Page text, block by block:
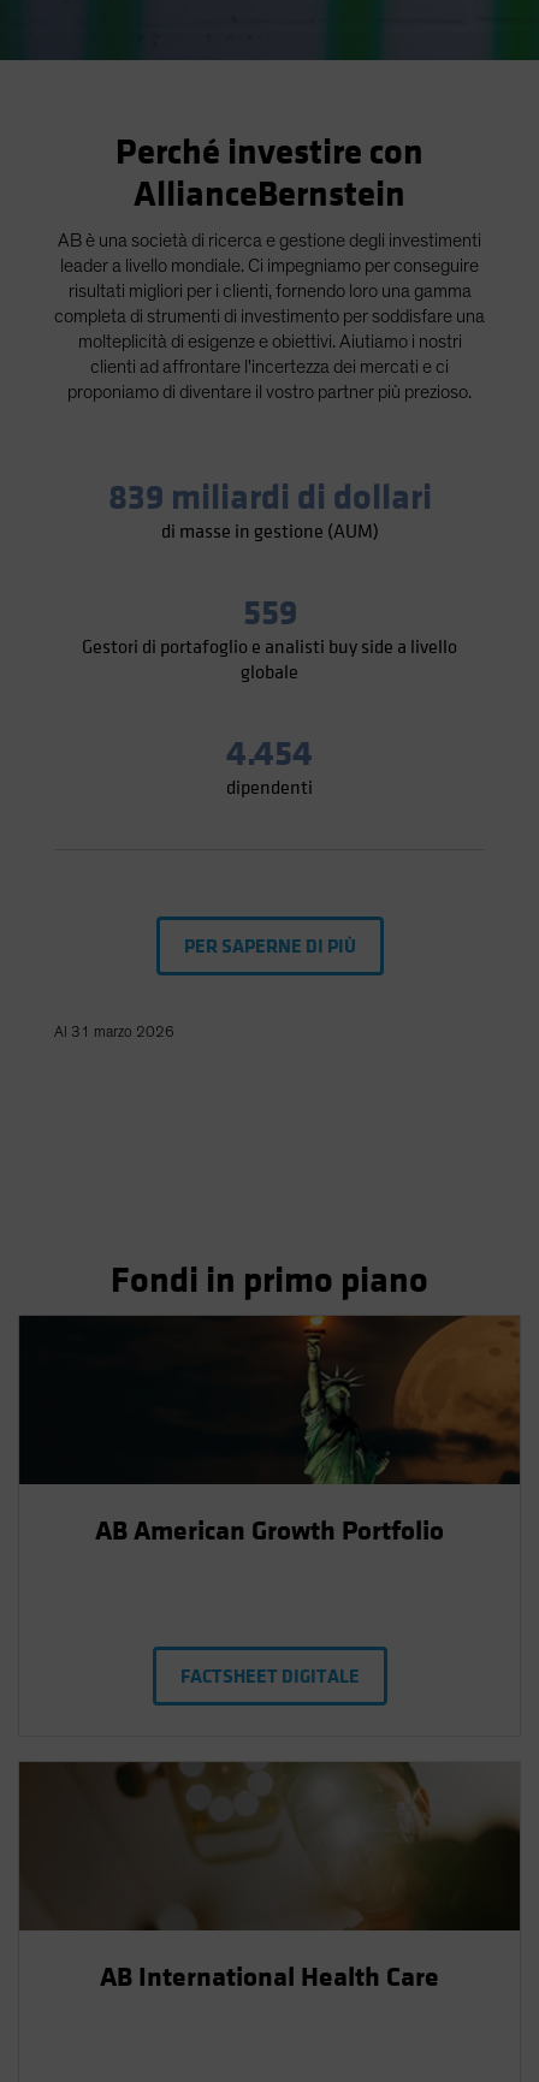
Taiwan - 台灣
Perché investire con
AllianceBernstein
AB è una società di ricerca e gestione degli investimenti
leader a livello mondiale. Ci impegniamo per conseguire
risultati migliori per i clienti, fornendo loro una gamma
completa di strumenti di investimento per soddisfare una
molteplicità di esigenze e obiettivi. Aiutiamo i nostri
clienti ad affrontare l'incertezza dei mercati e ci
proponiamo di diventare il vostro partner più prezioso.
839 miliardi di dollari
di masse in gestione (AUM)
559
Gestori di portafoglio e analisti buy side a livello
globale
4.454
dipendenti
PER SAPERNE DI PIÙ
Al 31 marzo 2026
Fondi in primo piano
AB American Growth Portfolio
FACTSHEET DIGITALE
AB International Health Care